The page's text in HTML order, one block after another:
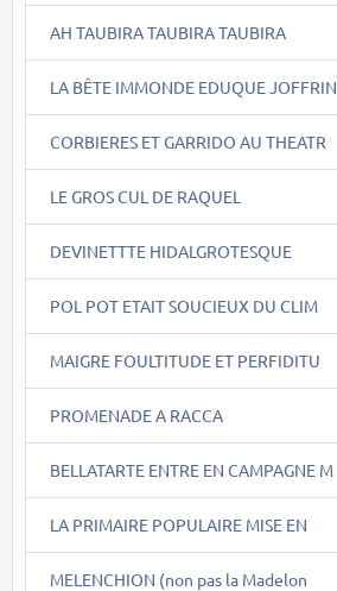
AH TAUBIRA TAUBIRA TAUBIRA
LA BÊTE IMMONDE EDUQUE JOFFRIN
CORBIERES ET GARRIDO AU THEATR
LE GROS CUL DE RAQUEL
DEVINETTTE HIDALGROTESQUE
POL POT ETAIT SOUCIEUX DU CLIM
MAIGRE FOULTITUDE ET PERFIDITU
PROMENADE A RACCA
BELLATARTE ENTRE EN CAMPAGNE M
LA PRIMAIRE POPULAIRE MISE EN
MELENCHION (non pas la Madelon